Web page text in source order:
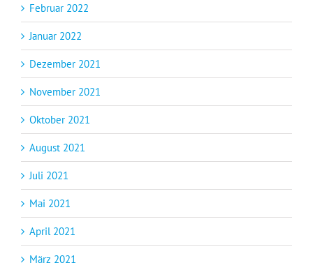
Februar 2022
Januar 2022
Dezember 2021
November 2021
Oktober 2021
August 2021
Juli 2021
Mai 2021
April 2021
März 2021